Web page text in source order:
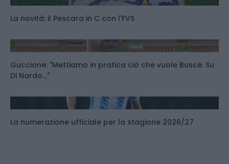
La novità: il Pescara in C con l'FVS
Guccione: "Mettiamo in pratica ciò che vuole Buscè. Su
Di Nardo..."
La numerazione ufficiale per la stagione 2026/27